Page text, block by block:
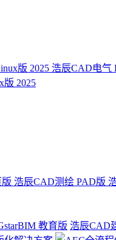
版 2025 浩辰CAD电气
版 2025
浩辰CAD测绘 PAD版
教育版 浩辰CAD